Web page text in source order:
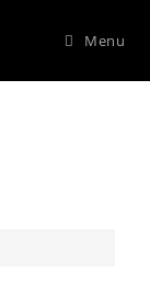
Menu